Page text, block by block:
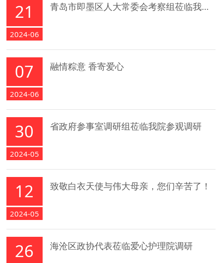
21
2024-06
青岛市即墨区人大常委会考察组莅临我院考察调研
07
2024-06
融情粽意 香寄爱心
30
2024-05
省政府参事室调研组莅临我院参观调研
12
2024-05
致敬白衣天使与伟大母亲，您们辛苦了！
26 海沧区政协代表莅临爱心护理院调研